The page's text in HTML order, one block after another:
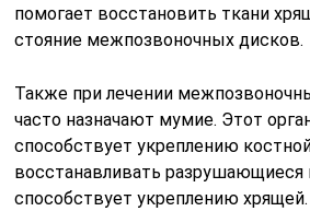
веществ в них больше, чем в
холодец – состоит
его в пищу эффективно
поврежденные ткани
молочные продукты – богаты
фосфора и кальция, а также
позволяют усваиваться этим